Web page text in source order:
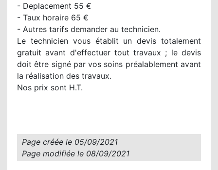
- Deplacement 55 €
- Taux horaire 65 €
- Autres tarifs demander au technicien.
Le technicien vous établit un devis totalement
gratuit avant d'effectuer tout travaux ; le devis
doit être signé par vos soins préalablement avant
la réalisation des travaux.
Nos prix sont H.T.
Page créée le 05/09/2021
Page modifiée le 08/09/2021